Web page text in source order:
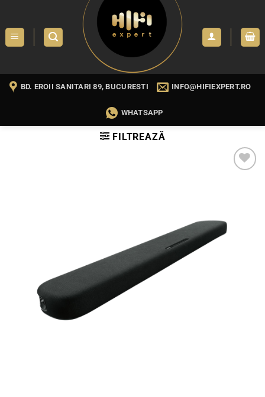
content
BD. EROII SANITARI 89, BUCURESTI INFO@HIFIEXPERT.RO
WHATSAPP
FILTREAZĂ